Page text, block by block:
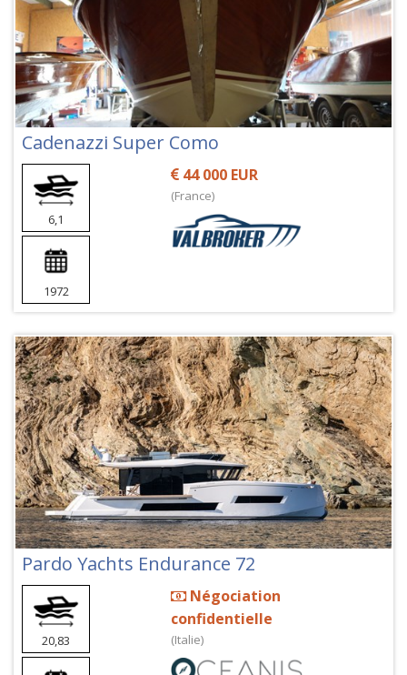
Cadenazzi Super Como
6,1
1972
44 000 EUR
(France)
Pardo Yachts Endurance 72
20,83
Négociation
confidentielle
(Italie)